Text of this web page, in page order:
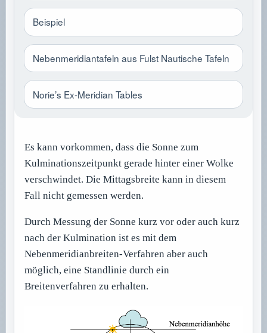
Beispiel
Nebenmeridiantafeln aus Fulst Nautische Tafeln
Norie’s Ex-Meridian Tables
Es kann vorkommen, dass die Sonne zum
Kulminationszeitpunkt gerade hinter einer Wolke
verschwindet. Die Mittagsbreite kann in diesem
Fall nicht gemessen werden.
Durch Messung der Sonne kurz vor oder auch kurz
nach der Kulmination ist es mit dem
Nebenmeridianbreiten-Verfahren aber auch
möglich, eine Standlinie durch ein
Breitenverfahren zu erhalten.